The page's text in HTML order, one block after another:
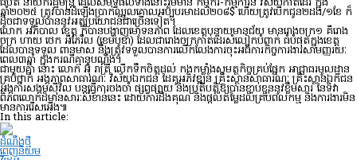
ឆ្នាំ២០២៥ ត្រូវបានដំឡើងប្រាក់ឈ្នួលគោលអប្បបរមាដល់២០៨$ ហើយត្រូវបើកជូន២ដង/១ខែ ក៏
ដូចជាទទួលបាននូវអត្ថប្រយោជន៍ជាច្រេីនទៀត។
លោក អភិបាល ខេត្ត ក៏បានបង្ហាញមោទនភាព ដែលខេត្តបន្ទាយមានជ័យ មានរោងចក្រ១ គឺរោង
ចក្រ ហាយ ថេក អឺភែរឹល (ខេមបូឌា) ដែលជារោងចក្រកាត់ដេរសំលៀកបំពាក់ ធំបំផុតក្នុងខេត្ត
ដែលបានទទួល ពានមាស នឹងត្រូវទទួលបានការលើកលែងការចុះអធិការកិច្ចការងារសាមញ្ញរយៈ
ពេល៣ឆ្នាំ ក្នុងករណីគ្មានបណ្ដឹង។
ជាមួយគ្នា នោះ លោក អ៊ុំ រាត្រី លើកទឹកចិត្តដល់ កងកម្លាំងសមត្ថកិច្ចគ្រប់ផ្នែក អាជ្ញាធរមូលដ្ឋាន
គ្រប់ថ្នាក់ អង្គភាពសាធារណៈ វិស័យឯកជន ដៃគូអភិវឌ្ឍន៍ គ្រឹះស្ថានសាធារណៈ គ្រឹះស្ថានឯកជន
អង្គការសង្គមស៊ីវិល បន្តធ្វើការចងចាំ ផ្សព្វផ្សាយ និងប្រតិបត្តិឱ្យបានខ្ជាប់ខ្ជួននូវខ្លឹមសារ នៃទិវា
ពិភពលោកដ៏មានសារៈសំខាន់នេះ ដោយការដឹងគុណ និងផ្តល់តម្លៃដល់គ្រប់ពលកម្ម និងការងារមិន
មានការរើសអើង៕
In this article:
ដំណឹងថ្មី
ពេញនិយម